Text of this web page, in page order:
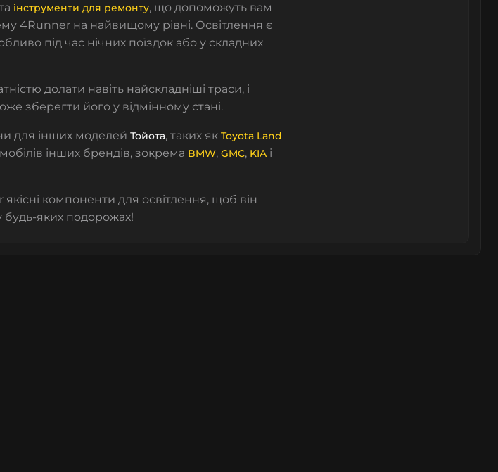
інструменти для ремонту, що допоможуть вам
4Runner на найвищому рівні. Освітлення є
під час нічних поїздок або у складних
долати навіть найскладніші траси, і
зберегти його у відмінному стані.
для інших моделей Тойота, таких як Toyota Land
інших брендів, зокрема BMW, GMC, KIA і
компоненти для освітлення, щоб він
яких подорожах!